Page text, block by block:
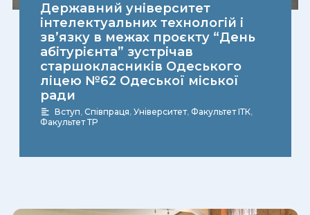
Державний університет
інтелектуальних технологій і
зв’язку в межах проєкту “День
абітурієнта” зустрічав
старшокласників Одеського
ліцею №62 Одеської міської
ради
Вступ, Співпраця, Університет, Факультет ІТК,
Факультет ТР